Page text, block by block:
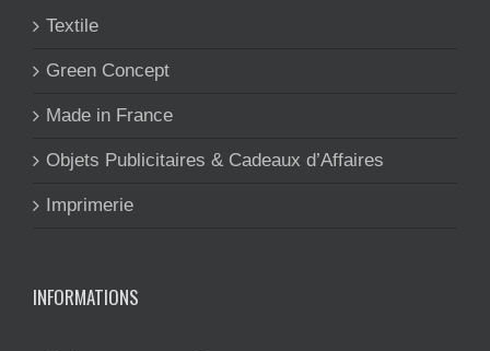
Textile
Green Concept
Made in France
Objets Publicitaires & Cadeaux d’Affaires
Imprimerie
INFORMATIONS